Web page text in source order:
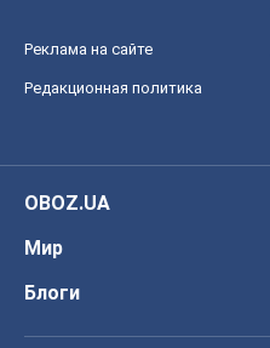
Реклама на сайте
Редакционная политика
OBOZ.UA
Мир
Блоги